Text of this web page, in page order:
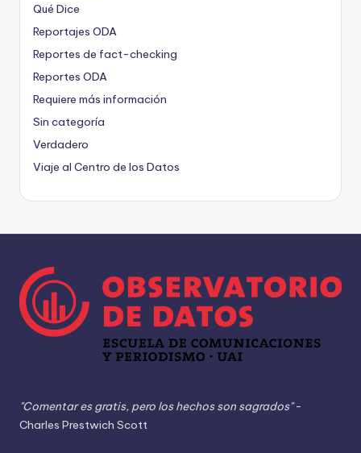
Qué Dice
Reportajes ODA
Reportes de fact-checking
Reportes ODA
Requiere más información
Sin categoría
Verdadero
Viaje al Centro de los Datos
"Comentar es gratis, pero los hechos son sagrados"-
Charles Prestwich Scott